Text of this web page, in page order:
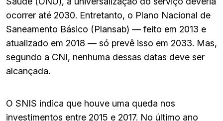
ocorrer até 2030. Entretanto, o Plano Nacional de
Saneamento Básico (Plansab) — feito em 2013 e
atualizado em 2018 — só prevê isso em 2033. Mas,
segundo a CNI, nenhuma dessas datas deve ser
alcançada.
O SNIS indica que houve uma queda nos
investimentos entre 2015 e 2017. No último ano